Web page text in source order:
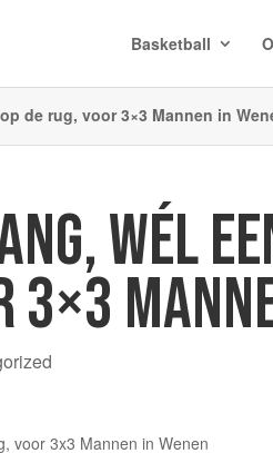
Basketball
de rug, voor 3×3 Mannen in
WÉL
3×3